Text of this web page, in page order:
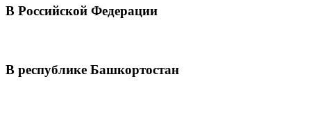
В Российской Федерации
В республике Башкортостан